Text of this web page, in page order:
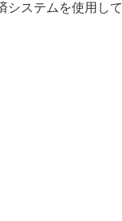
ステムを使用して